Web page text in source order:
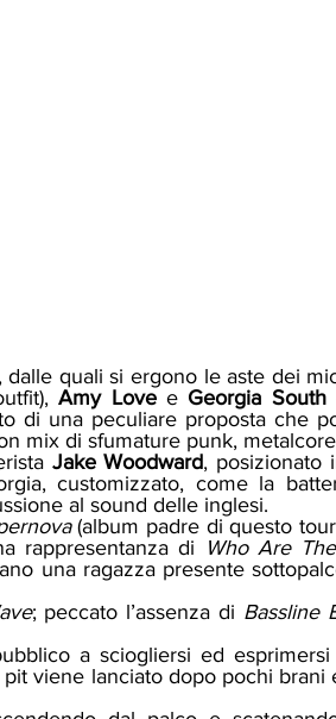
Amy Love e Georgia South
di una peculiare proposta che
mix di sfumature punk,
Jake Woodward, posizionato
customizzato, come la
al sound delle inglesi.
(album padre di questo
rappresentanza di
Who Are
una ragazza presente
; peccato l’assenza di Bassline
viene lanciato dopo pochi brani